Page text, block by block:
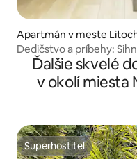
Apartmán v meste
Dedičstvo a príbehy:
Ďalšie skvelé
v okolí miesta
Superhostiteľ
Superhostiteľ